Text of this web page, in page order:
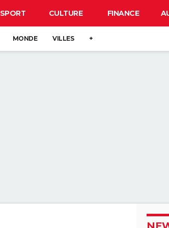
SPORT CULTURE FINANCE
MONDE VILLES +